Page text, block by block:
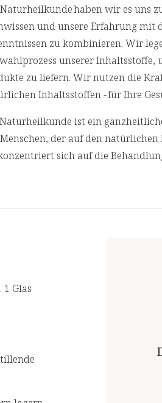
davon Linolsäure
E
des
haben wir es uns
und unsere Erfahrung mit
zu kombinieren. Wir
unserer Inhaltsstoffe,
zu liefern. Wir nutzen die
Inhaltsstoffen - für Ihre
ist ein
der auf den
sich auf die
Glas